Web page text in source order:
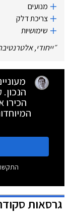
מנועים
צריכת דלק
שימושיות
״ייחודי,
גרסאות